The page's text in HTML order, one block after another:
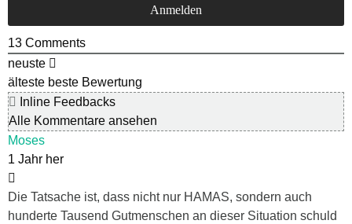
13 Comments
neuste
älteste beste Bewertung
Inline Feedbacks
Alle Kommentare ansehen
Moses
1 Jahr her
Die Tatsache ist, dass nicht nur HAMAS, sondern auch
hunderte Tausend Gutmenschen an dieser Situation schuld